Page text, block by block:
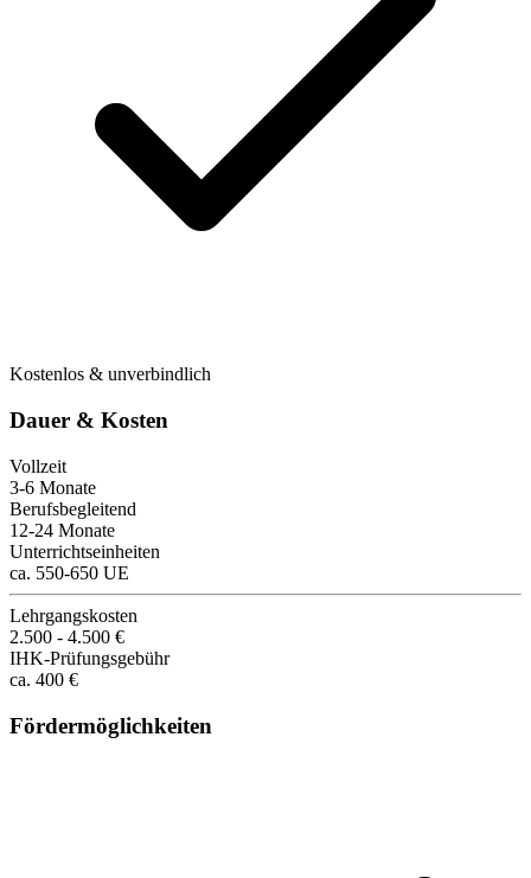
Kostenlos & unverbindlich
Dauer & Kosten
Vollzeit
3-6 Monate
Berufsbegleitend
12-24 Monate
Unterrichtseinheiten
ca. 550-650 UE
Lehrgangskosten
2.500 - 4.500 €
IHK-Prüfungsgebühr
ca. 400 €
Fördermöglichkeiten